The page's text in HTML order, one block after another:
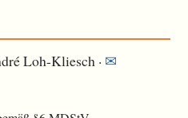
Loh-Kliesch · ✉︎